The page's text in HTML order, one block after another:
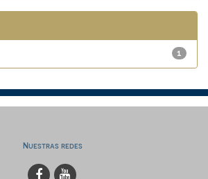
1
Nuestras redes